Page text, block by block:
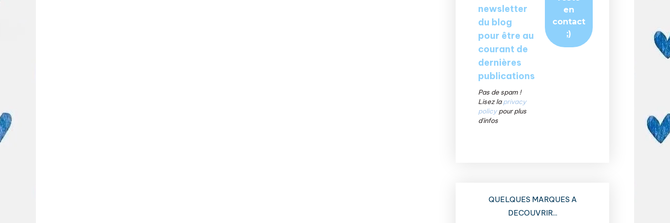
newsletter
du blog
pour être au
courant de
dernières
publications
Pas de spam !
Lisez laprivacy
policypour plus
d'infos
QUELQUES MARQUES A
DECOUVRIR...